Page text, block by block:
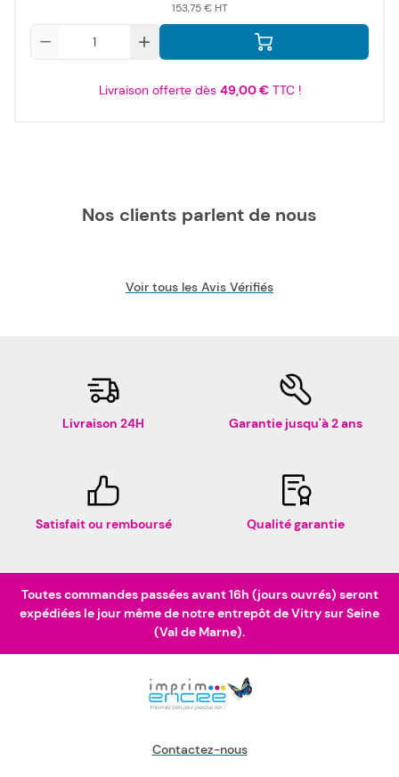
153,75 €
Livraison offerte dès 49,00 €TTC !
Nos clients parlent de nous
Voir tous les Avis Vérifiés
Livraison 24H Garantie jusqu'à 2 ans
Satisfait ou remboursé Qualité garantie
Toutes commandes passées avant 16h (jours ouvrés) seront
expédiées le jour même de notre entrepôt de Vitry sur Seine
(Val de Marne).
Contactez-nous